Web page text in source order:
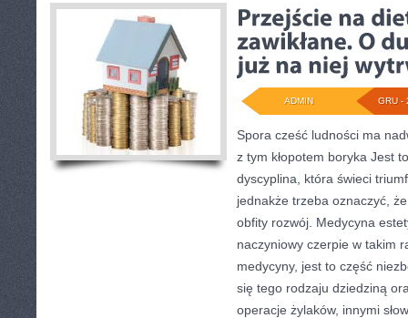
GRU -
ADMIN
Spora cześć ludności ma
z tym kłopotem boryka Jest
dyscyplina, która świeci
jednakże trzeba oznaczyć,
obfity rozwój. Medycyna
naczyniowy czerpie w takim
medycyny, jest to część
się tego rodzaju dziedziną
operacje żylaków, innymi